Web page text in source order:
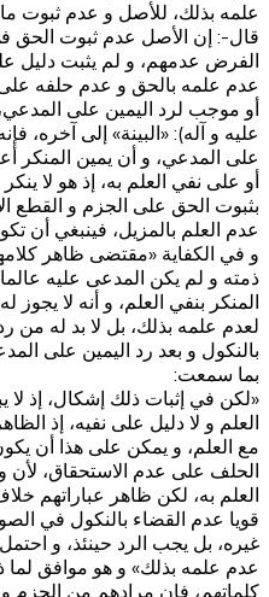
علمه بذلك، للأصل و عدم ثبوت
قال-: إن الأصل عدم ثبوت الحق
الفرض عدمهم، و لم يثبت دليل
عدم علمه بالحق و عدم حلفه
أو موجب لرد اليمين على
عليه و آله): «البينة»‌ إلى آخره،
على المدعي، و أن يمين
أو على‌ نفي العلم به، إذ هو لا
بثبوت الحق على الجزم و القطع
عدم العلم بالمزيل، فينبغي أن
و في الكفاية «مقتضى ظاهر
ذمته و لم يكن المدعى عليه
المنكر بنفي العلم، و أنه لا يجوز
لعدم علمه بذلك، بل لا بد له من
بالنكول و بعد رد اليمين على
بما سمعت:
«لكن في إثبات ذلك إشكال، إذ لا
العلم و لا دليل على نفيه، إذ
مع العلم، و يمكن على هذا أن
الحلف على عدم الاستحقاق، لأن
العلم به، لكن ظاهر عباراتهم
قويا عدم القضاء بالنكول في
غيره، بل يجب الرد حينئذ، و
عدم علمه بذلك» و هو موافق لما
كلماتهم، فان مرادهم من الجزم